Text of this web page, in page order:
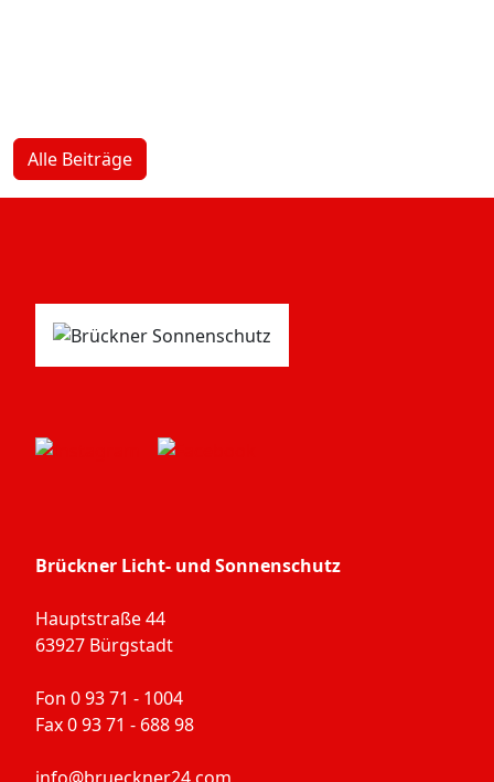
Alle Beiträge
Brückner Licht- und Sonnenschutz
Hauptstraße 44
63927 Bürgstadt
Fon 0 93 71 - 1004
Fax 0 93 71 - 688 98